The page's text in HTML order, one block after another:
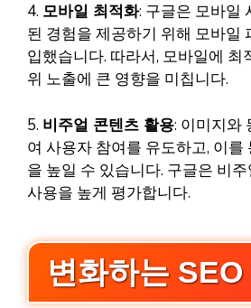
4. 모바일 최적화: 구글은 모바일
된 경험을 제공하기 위해 모바일
입했습니다. 따라서, 모바일에 최
위 노출에 큰 영향을 미칩니다.
5. 비주얼 콘텐츠 활용: 이미지와
여 사용자 참여를 유도하고, 이를
을 높일 수 있습니다. 구글은 비
사용을 높게 평가합니다.
변화하는 SEO